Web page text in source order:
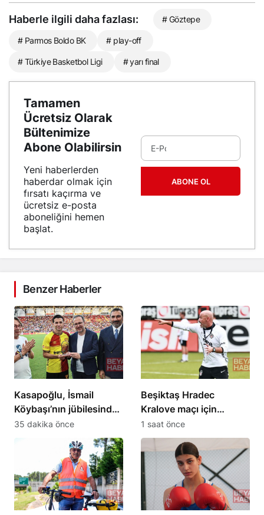
Haberle ilgili daha fazlası: # Göztepe
# Parmos Boldo BK # play-off
# Türkiye Basketbol Ligi # yarı final
Tamamen
Ücretsiz Olarak
Bültenimize
Abone Olabilirsin
Yeni haberlerden
haberdar olmak için
fırsatı kaçırma ve
ücretsiz e-posta
aboneliğini hemen
başlat.
ABONE OL
Benzer Haberler
Kasapoğlu, İsmail
Köybaşı’nın jübilesinde
konuştu: Yeni yolun
35 dakika önce
Beşiktaş Hradec
Kralove maçı için
hazırlıklara başladı
1 saat önce